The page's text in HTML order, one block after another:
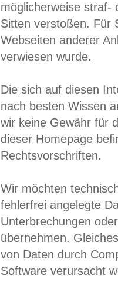
möglicherweise straf-
Sitten verstoßen. Für
Webseiten anderer
verwiesen wurde.
Die sich auf diesen
nach besten Wissen
wir keine Gewähr für
dieser Homepage
Rechtsvorschriften.
Wir möchten
fehlerfrei angelegte
Unterbrechungen
übernehmen.
von Daten durch
Software verursacht